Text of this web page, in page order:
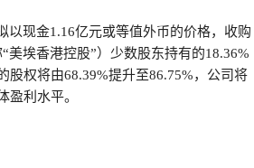
以现金1.16亿元或等值外币的价格，收购
埃香港控股”）少数股东持有的18.36%
股权将由68.39%提升至86.75%，公司将
盈利水平。